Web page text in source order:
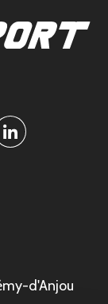
Linkedin
d'Anjou